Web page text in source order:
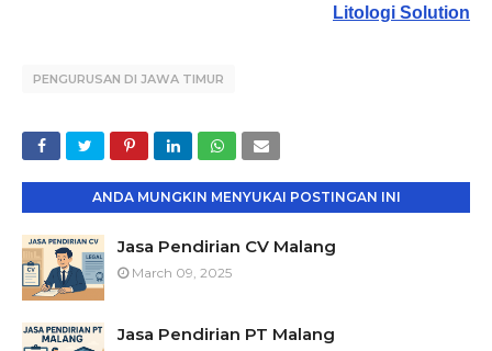
Litologi Solution
PENGURUSAN DI JAWA TIMUR
ANDA MUNGKIN MENYUKAI POSTINGAN INI
Jasa Pendirian CV Malang
March 09, 2025
Jasa Pendirian PT Malang